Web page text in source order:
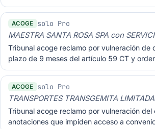
ACOGE solo Pro
MAESTRA SANTA ROSA SPA con
Tribunal acoge reclamo por vulneración
plazo de 9 meses del artículo 59 CT y
ACOGE solo Pro
TRANSPORTES TRANSGEMITA
Tribunal acoge reclamo por vulneración
anotaciones que impiden acceso a